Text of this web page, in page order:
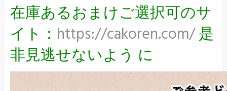
在庫あるおまけご選択可のサ
イト： https://cakoren.com/是
非見逃せないよう に